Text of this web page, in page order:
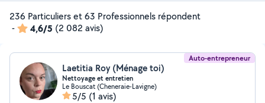
236 Particuliers et 63 Professionnels répondent
-
4,6/5 (2 082 avis)
Auto-entrepreneur
Laetitia Roy (Ménage toi)
Nettoyage et entretien
Le Bouscat (Cheneraie-Lavigne)
5/5 (1 avis)